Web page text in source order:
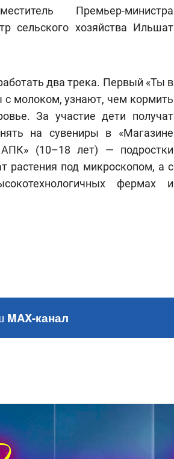
Премьер-министра
сельского хозяйства Ильшат
два трека. Первый «Ты в
молоком, узнают, чем кормить
За участие дети получат
на сувениры в «Магазине
(10–18 лет) — подростки
растения под микроскопом, а с
фермах и
MAX-канал